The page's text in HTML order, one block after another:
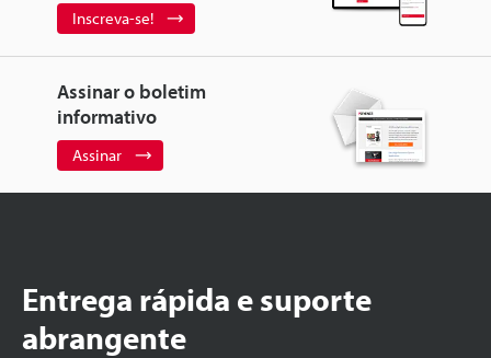
Inscreva-se!
Assinar o boletim
informativo
Assinar
Entrega rápida e suporte
abrangente